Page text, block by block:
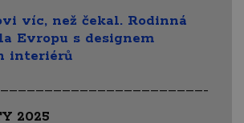
víc, než čekal. Rodinná
Evropu s designem
interiérů
2025